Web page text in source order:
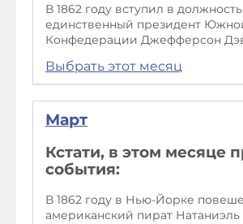
В 1862 году вступил в
единственный президент
Конфедерации Джефферсон
Выбрать этот месяц
Март
Кстати, в этом месяце
события:
В 1862 году в Нью-Йорке
американский пират Натаниэль